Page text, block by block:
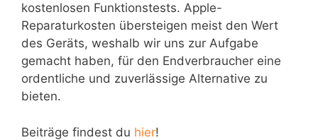
kostenlosen Funktionstests. Apple-
Reparaturkosten übersteigen meist den Wert
des Geräts, weshalb wir uns zur Aufgabe
gemacht haben, für den Endverbraucher eine
ordentliche und zuverlässige Alternative zu
bieten.
Beiträge findest du hier!